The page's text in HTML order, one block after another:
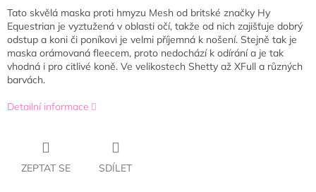
Tato skvělá maska proti hmyzu Mesh od britské značky Hy
Equestrian je vyztužená v oblasti očí, takže od nich zajišťuje dobrý
odstup a koni či poníkovi je velmi příjemná k nošení. Stejně tak je
maska orámovaná fleecem, proto nedochází k odírání a je tak
vhodná i pro citlivé koně. Ve velikostech Shetty až XFull a různých
barvách.
Detailní informace
ZEPTAT SE SDÍLET